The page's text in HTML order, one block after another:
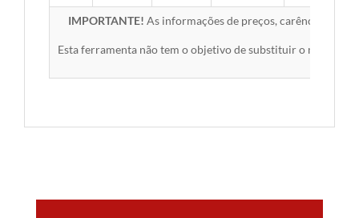
IMPORTANTE! As informações de preços, carências,
Esta ferramenta não tem o objetivo de substituir o material